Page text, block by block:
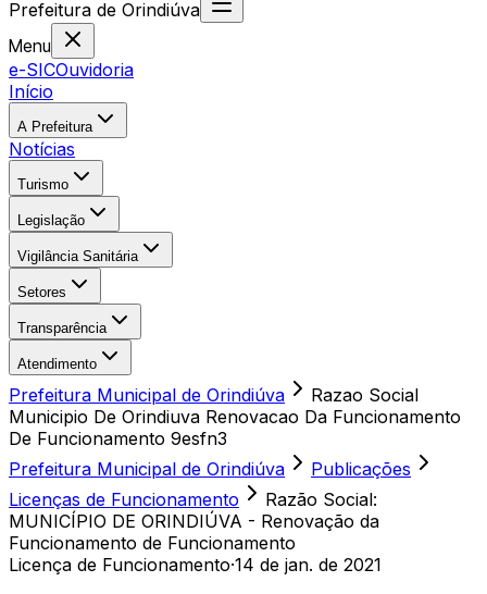
Prefeitura de Orindiúva
Menu
e-SICOuvidoria
Início
A Prefeitura
Notícias
Turismo
Legislação
Vigilância Sanitária
Setores
Transparência
Atendimento
Prefeitura Municipal de Orindiúva
Razao Social
Municipio De Orindiuva Renovacao Da Funcionamento
De Funcionamento 9esfn3
Prefeitura Municipal de Orindiúva
Publicações
Licenças de Funcionamento
Razão Social:
MUNICÍPIO DE ORINDIÚVA - Renovação da
Funcionamento de Funcionamento
Licença de Funcionamento·14 de jan. de 2021